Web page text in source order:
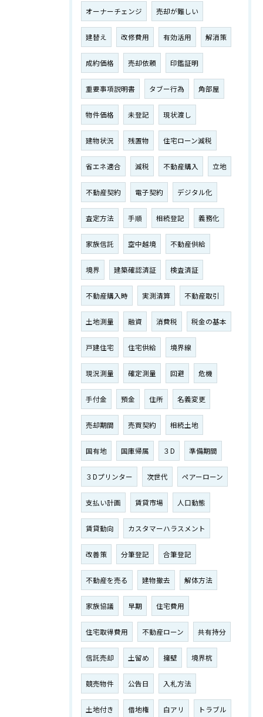
オーナーチェンジ 売却が難しい
建替え 改修費用 有効活用 解消策
成約価格 売却依頼 印鑑証明
重要事項説明書 タブー行為 角部屋
物件価格 未登記 現状渡し
建物状況 残置物 住宅ローン減税
省エネ適合 減税 不動産購入 立地
不動産契約 電子契約 デジタル化
査定方法 手順 相続登記 義務化
家族信託 空中越境 不動産供給
境界 建築確認済証 検査済証
不動産購入時 実測清算 不動産取引
土地測量 融資 消費税 税金の基本
戸建住宅 住宅供給 境界線
現況測量 確定測量 回避 危機
手付金 預金 住所 名義変更
売却期間 売買契約 相続土地
国有地 国庫帰属 ３D 準備期間
３Dプリンター 次世代 ペアーローン
支払い計画 賃貸市場 人口動態
賃貸動向 カスタマーハラスメント
改善策 分筆登記 合筆登記
不動産を売る 建物撤去 解体方法
家族協議 早期 住宅費用
住宅取得費用 不動産ローン 共有持分
信託売却 土留め 擁壁 境界杭
競売物件 公告日 入札方法
土地付き 借地権 白アリ トラブル